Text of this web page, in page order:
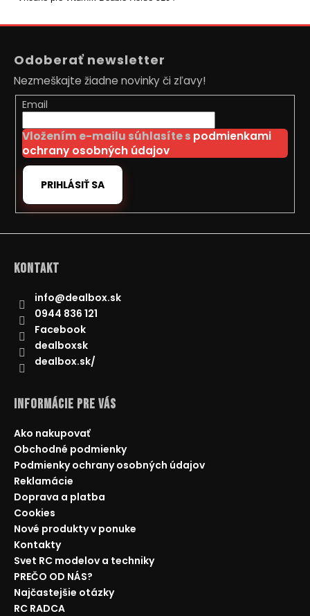
48CM,
€89,50
Pôvodne:
€110
Odoberať newsletter
Nezmeškajte žiadne novinky či zľavy!
Email
Vložením e-mailu súhlasíte s podmienkami
ochrany osobných údajov
PRIHLÁSIŤ SA
Kontakt
info@dealbox.sk
0944 836 121
Facebook
dealboxsk
dealbox.sk/
Informácie pre Vás
Ako nakupovať
Obchodné podmienky
Podmienky ochrany osobných údajov
Reklamácie
Doprava a platba
Cookies
Nové produkty v ponuke
Kontakty
Svet RC modelov a techniky
PREČO OD NÁS?
Najčastejšie otázky
RC RADCA